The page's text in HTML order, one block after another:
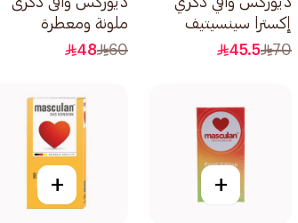
إكسترا سينسيتيف
نحيف 12قطعة
70
45.5
ملونة ومعطرة
12قطعة
60
48
+
+